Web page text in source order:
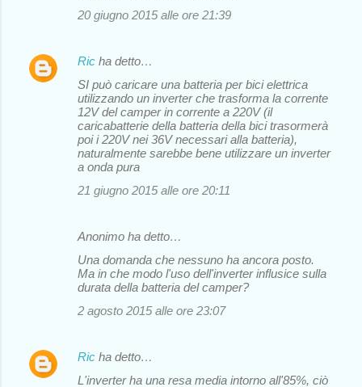
20 giugno 2015 alle ore 21:39
Ric ha detto…
SI può caricare una batteria per bici elettrica
utilizzando un inverter che trasforma la corrente
12V del camper in corrente a 220V (il
caricabatterie della batteria della bici trasormerà
poi i 220V nei 36V necessari alla batteria),
naturalmente sarebbe bene utilizzare un inverter
a onda pura
21 giugno 2015 alle ore 20:11
Anonimo ha detto…
Una domanda che nessuno ha ancora posto.
Ma in che modo l'uso dell'inverter influsice sulla
durata della batteria del camper?
2 agosto 2015 alle ore 23:07
Ric ha detto…
L'inverter ha una resa media intorno all'85%, ciò